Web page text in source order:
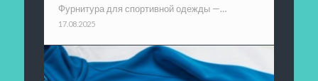
Фурнитура для спортивной одежды —…
17.08.2025